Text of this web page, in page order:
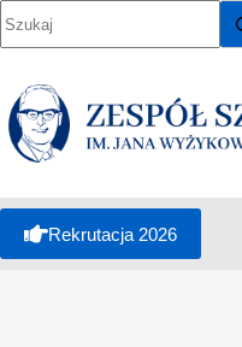
Przejdź
do
Rekrutacja 2026